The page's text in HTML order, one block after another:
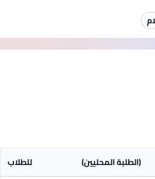
(الطلبة المحليين)
للطلاب